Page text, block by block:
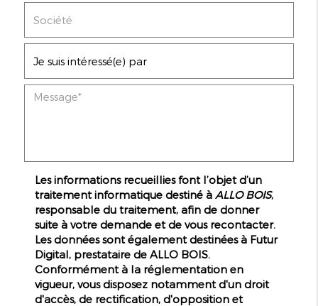
Les informations recueillies font l’objet d’un
traitement informatique destiné à ALLO BOIS,
responsable du traitement, afin de donner
suite à votre demande et de vous recontacter.
Les données sont également destinées à Futur
Digital, prestataire de ALLO BOIS.
Conformément à la réglementation en
vigueur, vous disposez notamment d'un droit
d'accès, de rectification, d'opposition et